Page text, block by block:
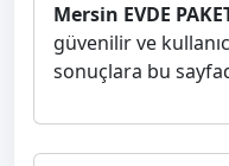
Mersin EVDE
güvenilir ve
sonuçlara bu